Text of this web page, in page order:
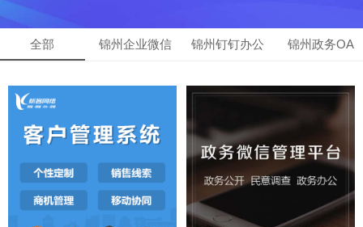
全部 锦州企业微信 锦州钉钉办公 锦州政务OA